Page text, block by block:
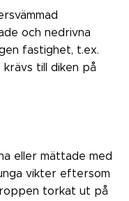
och nedrivna
fastighet, t.ex.
till diken på
eller mättade med
vikter eftersom
torkat ut på